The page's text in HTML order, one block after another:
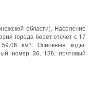
области). Население
города берет отсчет с 17
59,06 км?. Основные коды:
номер 36, 136; почтовый